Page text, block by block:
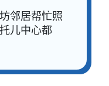
邻居帮忙照
儿中心都